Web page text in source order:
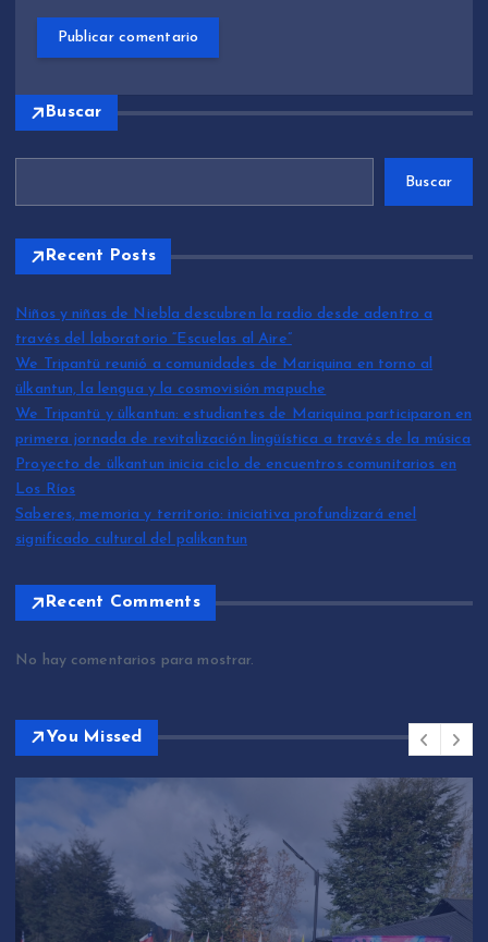
Buscar
Buscar
Recent Posts
Niños y niñas de Niebla descubren la radio desde adentro a
través del laboratorio “Escuelas al Aire”
We Tripantü reunió a comunidades de Mariquina en torno al
ülkantun, la lengua y la cosmovisión mapuche
We Tripantü y ülkantun: estudiantes de Mariquina participaron en
primera jornada de revitalización lingüística a través de la música
Proyecto de ülkantun inicia ciclo de encuentros comunitarios en
Los Ríos
Saberes, memoria y territorio: iniciativa profundizará enel
significado cultural del palikantun
Recent Comments
No hay comentarios para mostrar.
You Missed